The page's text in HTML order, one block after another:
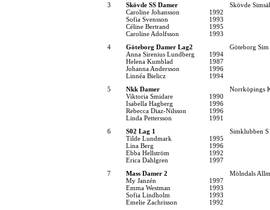
3
Skövde SS Damer
Skövde
Caroline Johansson
1992
Sofia Svensson
1993
Céline Bertrand
1995
Caroline Adolfsson
1993
4
Göteborg Damer Lag2
Göteborg Sim
Anna Sirenius Lundberg
1994
Helena Kumblad
1987
Johanna Andersson
1996
Linnéa Bielicz
1994
5
Nkk Damer
Norrköpings
Viktoria Smidare
1990
Isabella Hagberg
1996
Rebecca Diaz-Nilsson
1996
Linda Pettersson
1991
6
S02 Lag 1
Simklubben
Tilde Lundmark
1995
Lina Berg
1996
Ebba Hellström
1992
Erica Dahlgren
1997
7
Mass Damer 2
Mölndals
My Janzén
1997
Emma Westman
1993
Sofia Lindholm
1993
Emelie Zachrisson
1992